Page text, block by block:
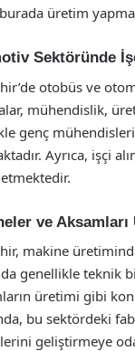
üretim
Sektöründe
otobüs ve
mühendislik,
genç
Ayrıca, işçi
ve
makine
genellikle teknik
üretimi gibi
bu sektördeki
geliştirmeye